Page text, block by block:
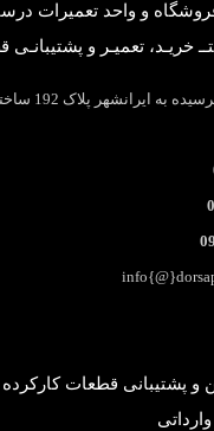
و واحد تعمیرات
خریـد، تعمیـر و پشتیبانـی
و پشتیبانی قطعات کارکرده